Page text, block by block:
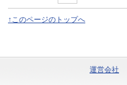
↑このページのトップへ
運営会社